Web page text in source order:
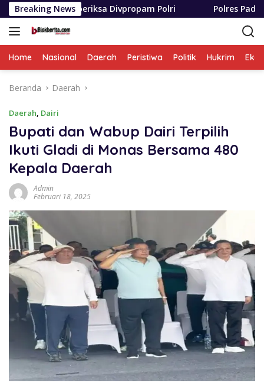
Langsung
ke
konten
Breaking News
Divpropam Polri Polres Padang Lawas Utara
Home Nasional Daerah Peristiwa Politik Hukrim
Beranda Daerah
Daerah, Dairi
Bupati dan Wabup Dairi Terpilih
Ikuti Gladi di Monas Bersama 480
Kepala Daerah
Admin
Februari 18, 2025